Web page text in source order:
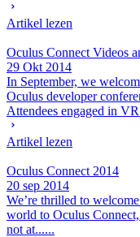
Artikel lezen
Oculus Connect Videos
29 Okt 2014
In September, we
Oculus developer
Attendees engaged in
Artikel lezen
Oculus Connect 2014
20 sep 2014
We’re thrilled to
world to Oculus
not at......